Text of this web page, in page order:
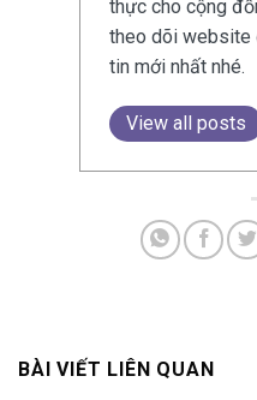
thực cho cộng
theo dõi website
tin mới nhất nhé.
View all posts
BÀI VIẾT LIÊN QUAN